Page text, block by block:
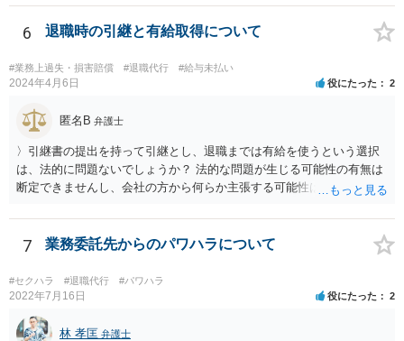
6 退職時の引継と有給取得について
#業務上過失・損害賠償 #退職代行 #給与未払い
2024年4月6日 役にたった 2
匿名B 弁護士
〉引継書の提出を持って引継とし、退職までは有給を使うという選択
は、法的に問題ないでしょうか？ 法的な問題が生じる可能性の有無は
断定できませんし、会社の方から何らか主張する可能性はあります。
ん。 それよりも、書いておられる事情がある場合は、いつ、どのよう
な方法で、退職の意思及び退職日まで全日有給休暇を使用することを
会社に伝えるかが、問題になるかもしれないです。 場合よっては退職
代行の利用などもご検討なさってください。
7 業務委託先からのパワハラについて
#セクハラ #退職代行 #パワハラ
2022年7月16日 役にたった 2
林 孝匡 弁護士